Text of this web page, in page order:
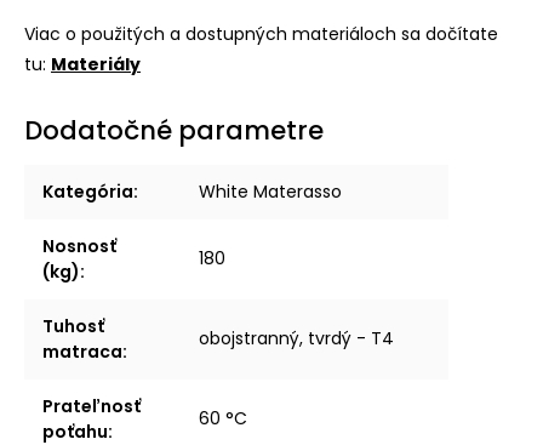
Viac o použitých a dostupných materiáloch sa dočítate
tu: Materiály
Dodatočné parametre
Kategória: White Materasso
Nosnosť
(kg):
180
Tuhosť
matraca:
obojstranný, tvrdý - T4
Prateľnosť
poťahu:
60 °C